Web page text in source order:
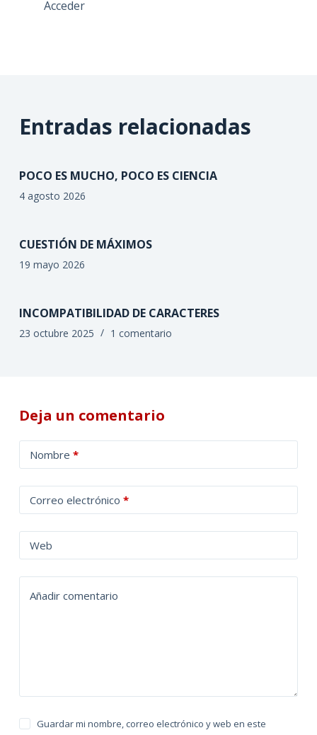
Acceder
Entradas relacionadas
POCO ES MUCHO, POCO ES CIENCIA
4 agosto 2026
CUESTIÓN DE MÁXIMOS
19 mayo 2026
INCOMPATIBILIDAD DE CARACTERES
23 octubre 2025 1 comentario
Deja un comentario
Nombre *
Correo electrónico *
Web
Añadir comentario
Guardar mi nombre, correo electrónico y web en este
l
t
a
t